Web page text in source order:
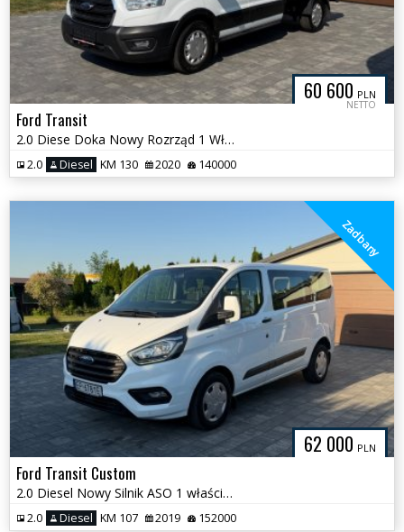
60 600 PLN
NETTO
Ford Transit
2.0 Diese Doka Nowy Rozrząd 1 Właściciel
2.0 Diesel KM 130 2020 140000
62 000 PLN
Zadbany
Ford Transit Custom
2.0 Diesel Nowy Silnik ASO 1 właściciel
2.0 Diesel KM 107 2019 152000